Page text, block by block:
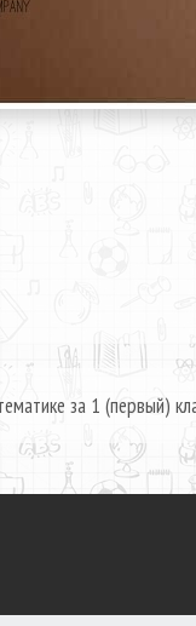
за 1 (первый)